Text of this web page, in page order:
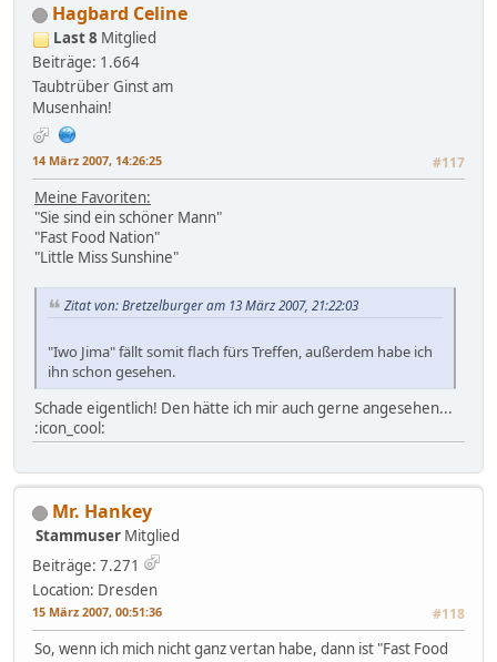
Hagbard Celine
Last 8 Mitglied
Beiträge: 1.664
Taubtrüber Ginst am
Musenhain!
14 März 2007, 14:26:25 #117
Meine Favoriten:
"Sie sind ein schöner Mann"
"Fast Food Nation"
"Little Miss Sunshine"
Zitat von: Bretzelburger am 13 März 2007, 21:22:03
"Iwo Jima" fällt somit flach fürs Treffen, außerdem habe ich
ihn schon gesehen.
Schade eigentlich! Den hätte ich mir auch gerne angesehen...
:icon_cool:
Mr. Hankey
Stammuser Mitglied
Beiträge: 7.271
Location: Dresden
15 März 2007, 00:51:36 #118
So, wenn ich mich nicht ganz vertan habe, dann ist "Fast Food